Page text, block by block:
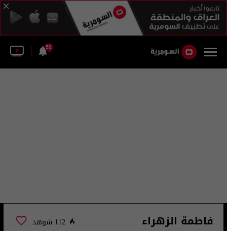
58
فاطمة الزهراء 112 شوهد